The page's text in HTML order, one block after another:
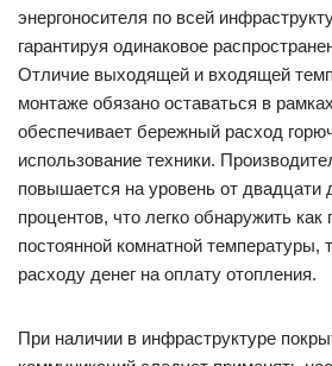
энергоносителя по всей
гарантируя одинаковое
Отличие выходящей и входящей
монтаже обязано оставаться в
обеспечивает бережный расход
использование техники.
повышается на уровень от двадцати
процентов, что легко обнаружить
постоянной комнатной температуры,
расходу денег на оплату отопления.
При наличии в инфраструктуре